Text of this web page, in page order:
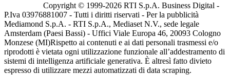
Copyright © 1999-2026 RTI S.p.A. Business Digital -
P.Iva 03976881007 - Tutti i diritti riservati - Per la pubblicità
Mediamond S.p.A. - RTI S.p.A., Mediaset N.V., sede legale
Amsterdam (Paesi Bassi) - Uffici Viale Europa 46, 20093 Cologno
Monzese (MI)Rispetto ai contenuti e ai dati personali trasmessi e/o
riprodotti è vietata ogni utilizzazione funzionale all’addestramento di
sistemi di intelligenza artificiale generativa. È altresì fatto divieto
espresso di utilizzare mezzi automatizzati di data scraping.